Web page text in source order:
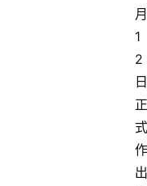
月
1
2
日
正
式
作
出